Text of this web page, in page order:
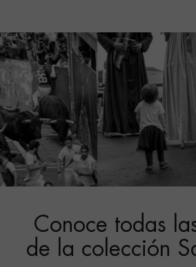
Conoce todas
de la colección